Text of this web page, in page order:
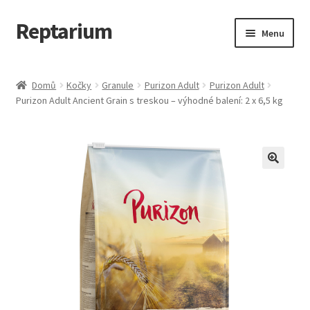
Přeskočit
na
Přejít
k
webu
Reptarium Menu
Košík
Malá zvířata — Klece, krmivo, vybavení
Domů Kočky Granule Purizon Adult
Purizon Adult
Purizon Adult Ancient Grain s treskou – výhodné balení: 2 x 6,5 kg